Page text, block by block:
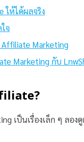
ให้ได้ผลจริง
จ
Affiliate Marketing
Marketing กับ
เป็นเรื่องเล็ก ๆ ลอ